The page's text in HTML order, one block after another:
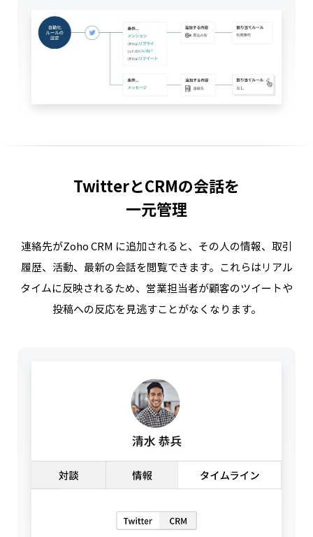
TwitterとCRMの会話を
一元管理
連絡先がZoho CRM に追加されると、その人の情報、 取引
履歴、活動、最新の会話を閲覧できます。 これらはリアル
タイムに反映されるため、営業担当者が顧客のツイートや
投稿への反応を見逃すことがなくなります。